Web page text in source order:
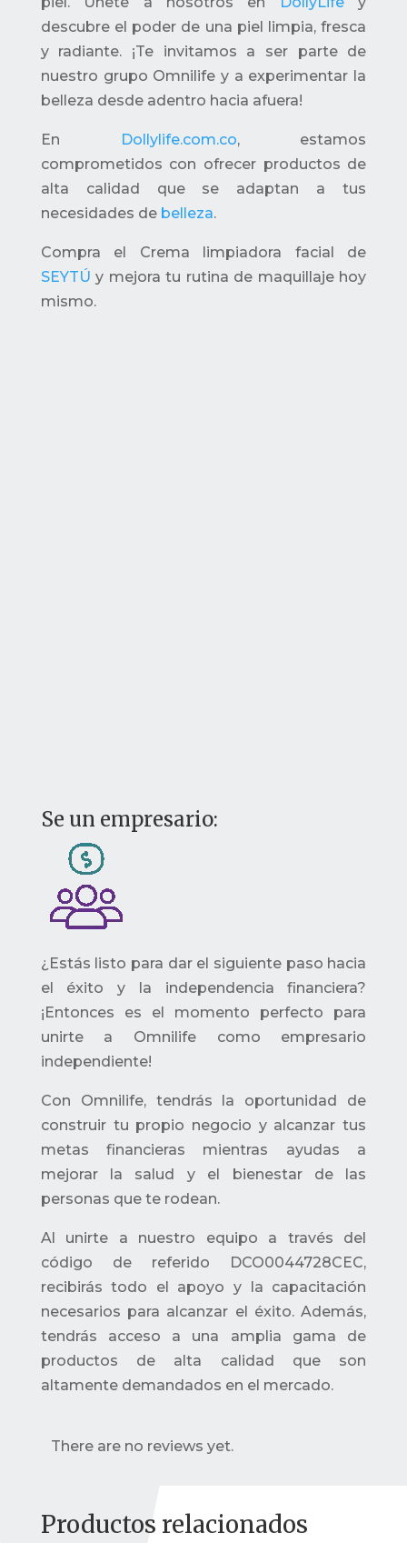
descubre el poder de una piel limpia, fresca
y radiante. ¡Te invitamos a ser parte de
nuestro grupo Omnilife y a experimentar la
belleza desde adentro hacia afuera!
En Dollylife.com.co, estamos
comprometidos con ofrecer productos de
alta calidad que se adaptan a tus
necesidades de belleza.
Compra el Crema limpiadora facial de
SEYTÚ y mejora tu rutina de maquillaje hoy
mismo.
Se un empresario:
¿Estás listo para dar el siguiente paso hacia
el éxito y la independencia financiera?
¡Entonces es el momento perfecto para
unirte a Omnilife como empresario
independiente!
Con Omnilife, tendrás la oportunidad de
construir tu propio negocio y alcanzar tus
metas financieras mientras ayudas a
mejorar la salud y el bienestar de las
personas que te rodean.
Al unirte a nuestro equipo a través del
código de referido DCO0044728CEC,
recibirás todo el apoyo y la capacitación
necesarios para alcanzar el éxito. Además,
tendrás acceso a una amplia gama de
productos de alta calidad que son
altamente demandados en el mercado.
There are no reviews yet.
Productos relacionados